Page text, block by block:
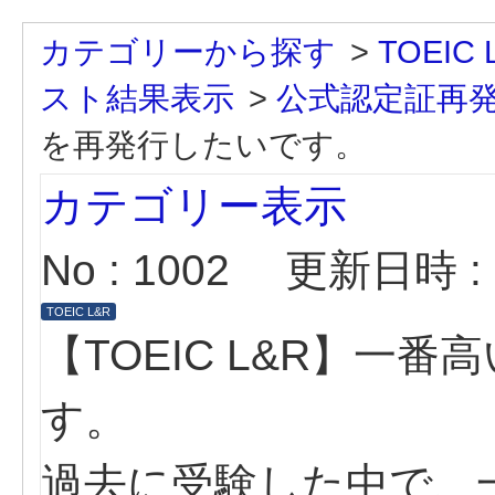
カテゴリーから探す > TOEIC
スト結果表示 > 公式認定証再
を再発行したいです。
カテゴリー表示
No : 1002
更新日時
TOEIC L&R
【TOEIC L&R】一番
す。
過去に受験した中で